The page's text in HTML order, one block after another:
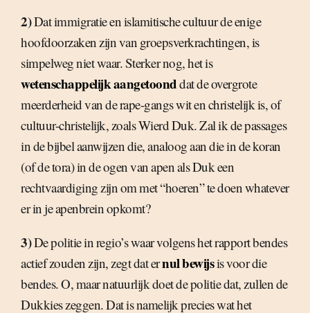
2)Dat immigratie en islamitische cultuur de enige
hoofdoorzaken zijn van groepsverkrachtingen, is
simpelweg niet waar. Sterker nog, het is
wetenschappelijk aangetoonddat de overgrote
meerderheid van de rape-gangs wit en christelijk is, of
cultuur-christelijk, zoals Wierd Duk. Zal ik de passages
in de bijbel aanwijzen die, analoog aan die in de koran
(of de tora) in de ogen van apen als Duk een
rechtvaardiging zijn om met “hoeren” te doen whatever
er in je apenbrein opkomt?
3)De politie in regio’s waar volgens het rapport bendes
actief zouden zijn, zegt dat ernul bewijsis voor die
bendes. O, maar natuurlijk doet de politie dat, zullen de
Dukkies zeggen. Dat is namelijk precies wat het